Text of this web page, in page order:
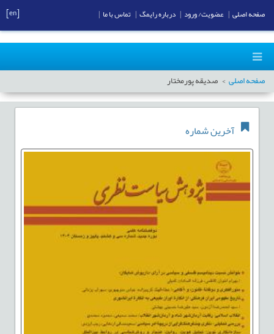
صفحه اصلی صدیقه پورمختار
آخرین شماره
صفحه اصلی عضویت/ ورود درباره رایمگ تماس با ما